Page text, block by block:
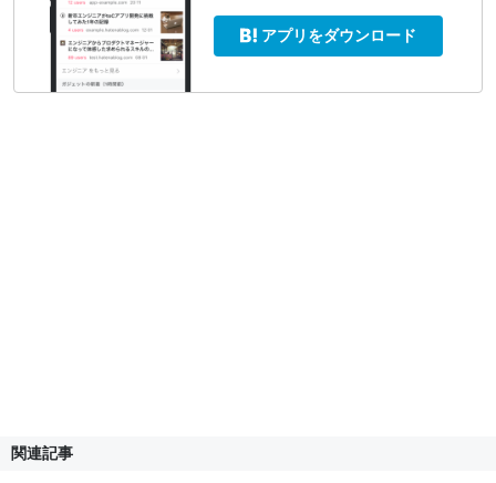
アプリをダウンロード
関連記事